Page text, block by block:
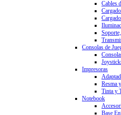
Cables
Consolas de
Impresoras
Resma
Tinta y
Notebook
Base